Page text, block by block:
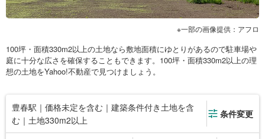
一部の画像提供：アフロ
100坪・面積330m2以上の土地なら敷地面積にゆとりがあるので駐車場や
庭に十分な広さを確保することもできます。100坪・面積330m2以上の理
想の土地をYahoo!不動産で見つけましょう。
豊春駅｜価格未定を含む｜建築条件付き土地を含
む｜土地330m2以上
条件変更